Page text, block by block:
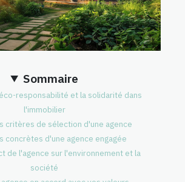
Sommaire
responsabilité et la solidarité dans
l'immobilier
critères de sélection d'une agence
concrètes d'une agence engagée
de l'agence sur l'environnement et la
société